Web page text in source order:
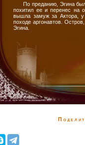
По преданию, Эгина
похитил ее и перенес на
вышла замуж за Актора,
походе аргонавтов.
Эгина.